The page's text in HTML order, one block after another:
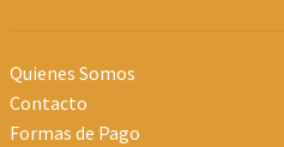
Quienes Somos
Contacto
Formas de Pago